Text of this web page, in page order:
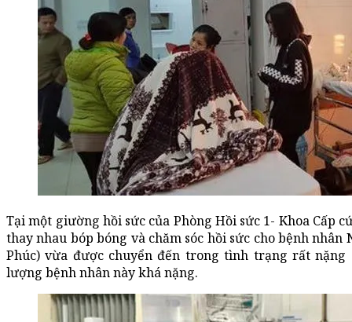
Tại một giường hồi sức của Phòng Hồi sức 1- Khoa Cấp
thay nhau bóp bóng và chăm sóc hồi sức cho bệnh
Phúc) vừa được chuyển đến trong tình trạng rất
lượng bệnh nhân này khá nặng.